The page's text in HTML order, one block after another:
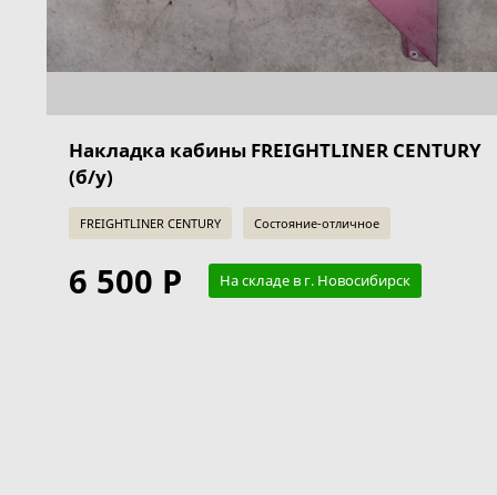
Накладка кабины FREIGHTLINER CENTURY
(б/у)
FREIGHTLINER CENTURY Состояние-отличное
6 500 Р На складе в г. Новосибирск